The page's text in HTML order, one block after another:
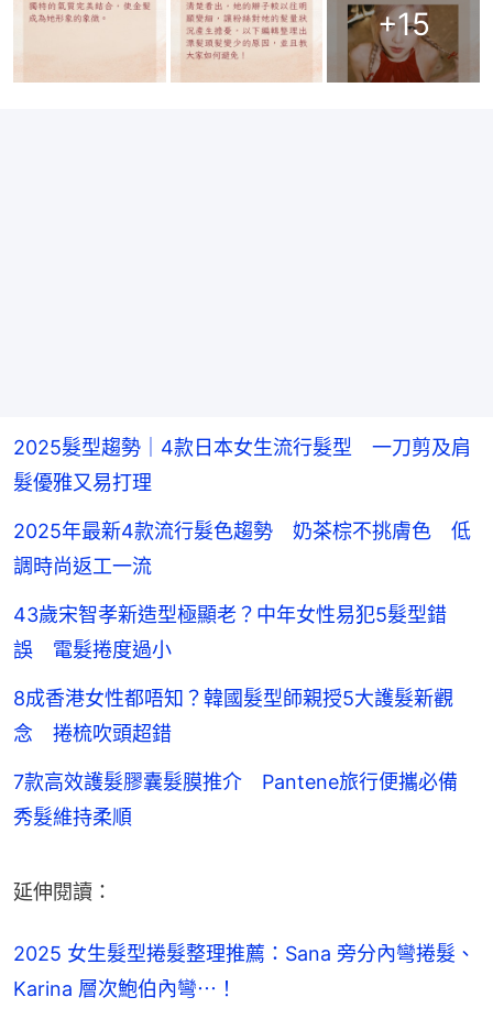
+15
2025髮型趨勢｜4款日本女生流行髮型 一刀剪及肩
髮優雅又易打理
2025年最新4款流行髮色趨勢 奶茶棕不挑膚色 低
調時尚返工一流
43歲宋智孝新造型極顯老？中年女性易犯5髮型錯
誤 電髮捲度過小
8成香港女性都唔知？韓國髮型師親授5大護髮新觀
念 捲梳吹頭超錯
7款高效護髮膠囊髮膜推介 Pantene旅行便攜必備
秀髮維持柔順
延伸閱讀：
2025 女生髮型捲髮整理推薦：Sana 旁分內彎捲髮、
Karina 層次鮑伯內彎⋯！